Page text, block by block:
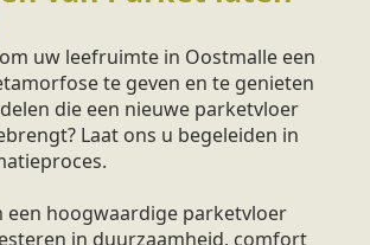
uw leefruimte in Oostmalle een
te geven en te genieten
die een nieuwe parketvloer
Laat ons u begeleiden in
een hoogwaardige parketvloer
in duurzaamheid, comfort